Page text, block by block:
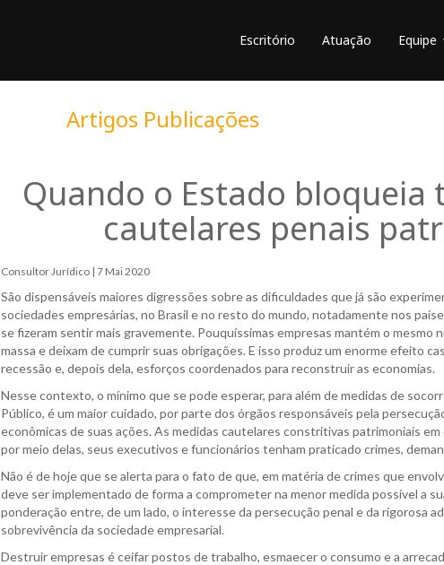
Escritório Atuação Equipe
Artigos Publicações
Quando o Estado bloqueia
cautelares penais
Consultor Jurídico | 7 Mai 2020
São dispensáveis maiores digressões sobre as dificuldades que já são
sociedades empresárias, no Brasil e no resto do mundo, notadamente nos
se fizeram sentir mais gravemente. Pouquíssimas empresas mantém o mesmo
massa e deixam de cumprir suas obrigações. E isso produz um enorme efeito
recessão e, depois dela, esforços coordenados para reconstruir as economias.
Nesse contexto, o mínimo que se pode esperar, para além de medidas de
Público, é um maior cuidado, por parte dos órgãos responsáveis pela
econômicas de suas ações. As medidas cautelares constritivas patrimoniais
por meio delas, seus executivos e funcionários tenham praticado crimes,
Não é de hoje que se alerta para o fato de que, em matéria de crimes que
deve ser implementado de forma a comprometer na menor medida possível a
ponderação entre, de um lado, o interesse da persecução penal e da rigorosa
sobrevivência da sociedade empresarial.
Destruir empresas é ceifar postos de trabalho, esmaecer o consumo e a